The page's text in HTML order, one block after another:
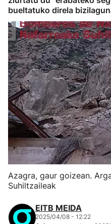
bueltatuko direla
Azagra, gaur goizean.
Suhiltzaileak
EITB MEIDA
2025/04/08 - 12:22